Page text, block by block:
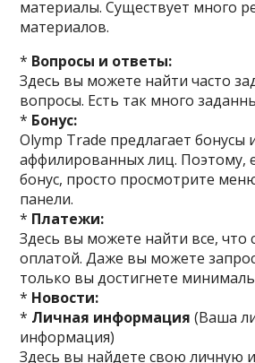
материалы. Существует много
материалов.
* Вопросы и ответы:
Здесь вы можете найти часто
вопросы. Есть так много
* Бонус:
Olymp Trade предлагает бонусы
аффилированных лиц. Поэтому,
бонус, просто просмотрите
панели.
* Платежи:
Здесь вы можете найти все, что
оплатой. Даже вы можете
только вы достигнете
* Новости:
* Личная информация (Ваша
информация)
Здесь вы найдете свою личную